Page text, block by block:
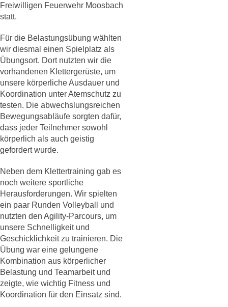
Freiwilligen Feuerwehr Moosbach
statt.
Für die Belastungsübung wählten
wir diesmal einen Spielplatz als
Übungsort. Dort nutzten wir die
vorhandenen Klettergerüste, um
unsere körperliche Ausdauer und
Koordination unter Atemschutz zu
testen. Die abwechslungsreichen
Bewegungsabläufe sorgten dafür,
dass jeder Teilnehmer sowohl
körperlich als auch geistig
gefordert wurde.
Neben dem Klettertraining gab es
noch weitere sportliche
Herausforderungen. Wir spielten
ein paar Runden Volleyball und
nutzten den Agility-Parcours, um
unsere Schnelligkeit und
Geschicklichkeit zu trainieren. Die
Übung war eine gelungene
Kombination aus körperlicher
Belastung und Teamarbeit und
zeigte, wie wichtig Fitness und
Koordination für den Einsatz sind.